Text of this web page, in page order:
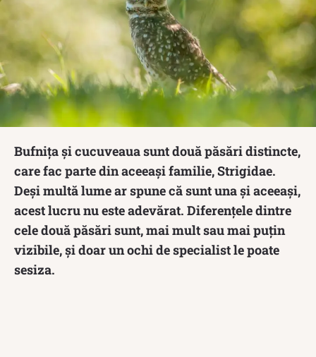
Bufnița și cucuveaua sunt două păsări distincte,
care fac parte din aceeași familie, Strigidae.
Deși multă lume ar spune că sunt una și aceeași,
acest lucru nu este adevărat. Diferențele dintre
cele două păsări sunt, mai mult sau mai puțin
vizibile, și doar un ochi de specialist le poate
sesiza.